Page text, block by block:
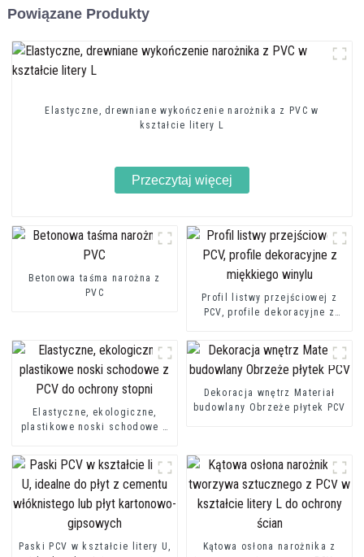
Powiązane Produkty
Elastyczne, drewniane wykończenie narożnika z PVC w
kształcie litery L
Przeczytaj więcej
Betonowa taśma narożna z
PVC
Profil listwy przejściowej z
PCV, profile dekoracyjne z
Elastyczne, ekologiczne,
plastikowe noski schodowe z
Dekoracja wnętrz Materiał
budowlany Obrzeże płytek PCV
Paski PCV w kształcie litery U,
Kątowa osłona narożnika z